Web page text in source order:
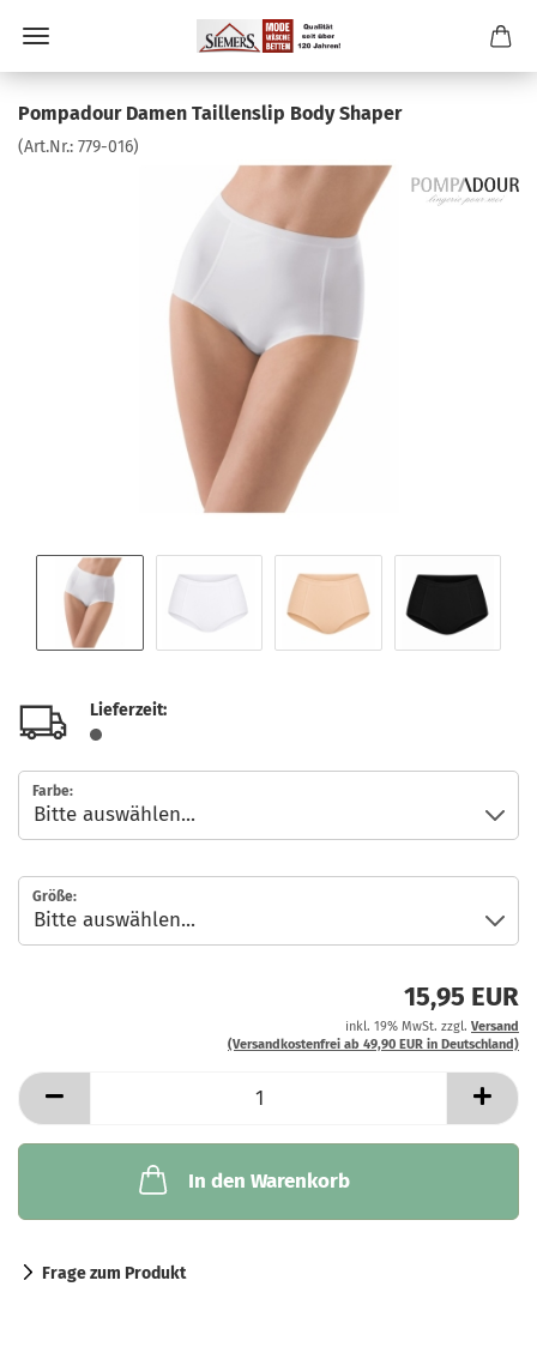
Pompadour Damen Taillenslip Body Shaper
(Art.Nr.: 779-016)
Lieferzeit:
Farbe:
Größe:
15,95 EUR
inkl. 19% MwSt. zzgl. Versand
(Versandkostenfrei ab 49,90 EUR in Deutschland)
In den Warenkorb
Frage zum Produkt